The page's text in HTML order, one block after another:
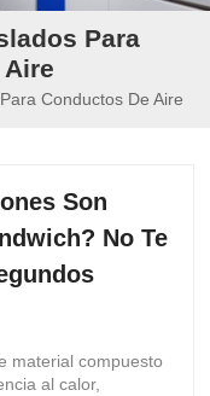
Para
Conductos De Aire
Son
No Te
material compuesto
al calor,